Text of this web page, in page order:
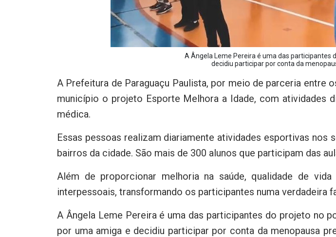
A Ângela Leme Pereira é uma das participantes
decidiu participar por conta da
A Prefeitura de Paraguaçu Paulista, por meio de parceria entre
município o projeto Esporte Melhora a Idade, com atividades
médica.
Essas pessoas realizam diariamente atividades esportivas
bairros da cidade. São mais de 300 alunos que participam das
Além de proporcionar melhoria na saúde, qualidade de
interpessoais, transformando os participantes numa verdadeira
A Ângela Leme Pereira é uma das participantes do projeto no
por uma amiga e decidiu participar por conta da menopausa